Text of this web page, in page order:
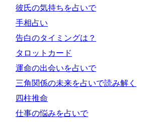
彼氏の気持ちを占いで
手相占い
告白のタイミングは？
タロットカード
運命の出会いを占いで
三角関係の未来を占いで読み解く
四柱推命
仕事の悩みを占いで